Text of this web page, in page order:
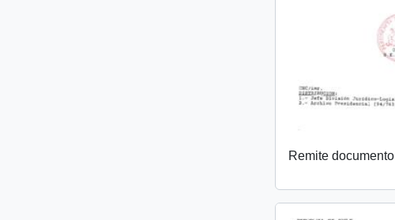
Remite documento